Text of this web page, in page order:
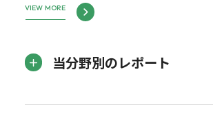
VIEW MORE
当分野別のレポート